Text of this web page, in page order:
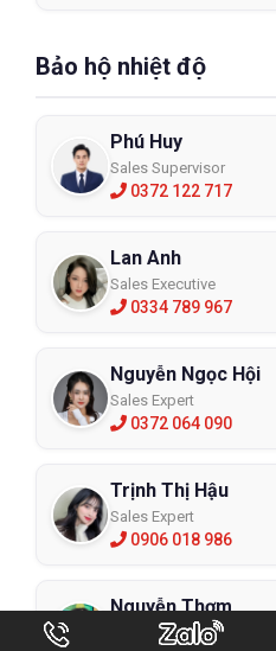
Bảo hộ nhiệt độ
Phú Huy
Sales Supervisor
0372 122 717
Lan Anh
Sales Executive
0334 789 967
Nguyễn Ngọc Hội
Sales Expert
0372 064 090
Trịnh Thị Hậu
Sales Expert
0906 018 986
Nguyễn Thơm
Sales Expert